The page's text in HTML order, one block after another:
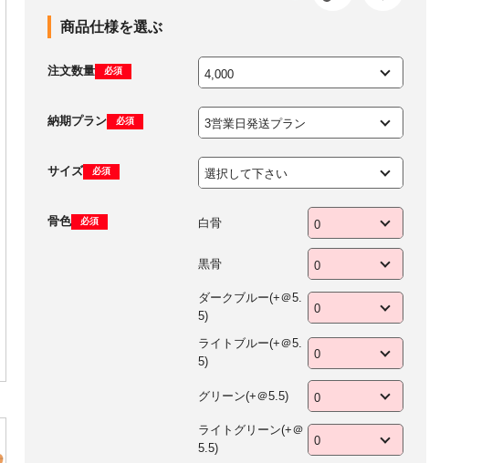
商品仕様を選ぶ
注文数量 必須
納期プラン 必須
サイズ 必須
骨色 必須 白骨
黒骨
ダークブルー(+＠5.
5)
ライトブルー(+＠5.
5)
グリーン(+＠5.5)
ライトグリーン(+＠
5.5)